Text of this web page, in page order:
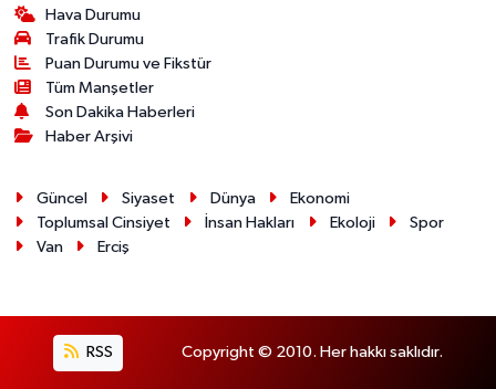
Hava Durumu
Trafik Durumu
Puan Durumu ve Fikstür
Tüm Manşetler
Son Dakika Haberleri
Haber Arşivi
Güncel Siyaset Dünya
Ekonomi
Toplumsal Cinsiyet
İnsan Hakları Ekoloji
Spor
Van
Erciş
RSS Copyright © 2010. Her hakkı saklıdır.